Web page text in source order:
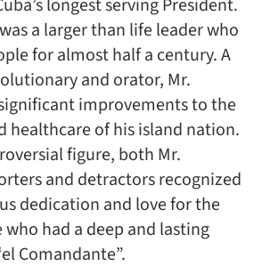
longest serving President.
a larger than life leader who
for almost half a century. A
and orator, Mr.
improvements to the
healthcare of his island nation.
figure, both Mr.
and detractors recognized
dedication and love for the
who had a deep and lasting
Comandante”.